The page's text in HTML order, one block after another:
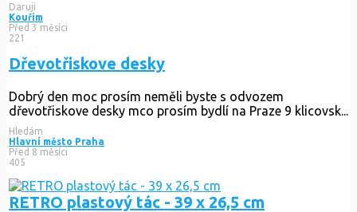
Daruji
Kouřim
Před 3 měsíci
221
Dřevotřiskove desky
Dobrý den moc prosím neměli byste s odvozem
dřevotřiskove desky mco prosím bydlí na Praze 9 klicovsk...
Hledám
Hlavní město Praha
Před 8 měsíci
405
RETRO plastový tác - 39 x 26,5 cm